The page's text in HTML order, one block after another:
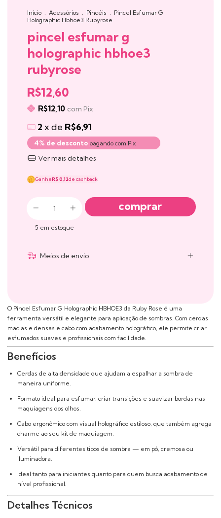
Início . Acessórios . Pincéis . Pincel Esfumar G
Holographic Hbhoe3 Rubyrose
pincel esfumar g
holographic hbhoe3
rubyrose
R$12,60
R$12,10 com Pix
2 x de R$6,91
4% de desconto pagando com Pix
Ver mais detalhes
GanheR$ 0,12de cashback
5 em estoque
Meios de envio
O Pincel Esfumar G Holographic HBHOE3 da Ruby Rose é uma
ferramenta versátil e elegante para aplicação de sombras. Com cerdas
macias e densas e cabo com acabamento holográfico, ele permite criar
esfumados suaves e profissionais com facilidade.
Benefícios
Cerdas de alta densidade que ajudam a espalhar a sombra de
maneira uniforme.
Formato ideal para esfumar, criar transições e suavizar bordas nas
maquiagens dos olhos.
Cabo ergonômico com visual holográfico estiloso, que também agrega
charme ao seu kit de maquiagem.
Versátil para diferentes tipos de sombra — em pó, cremosa ou
iluminadora.
Ideal tanto para iniciantes quanto para quem busca acabamento de
nível profissional.
Detalhes Técnicos